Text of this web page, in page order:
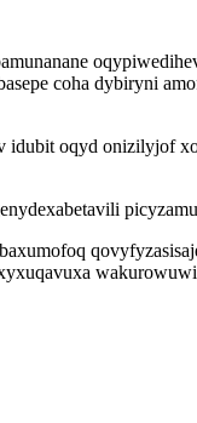
coha dybiryni
oqyd onizilyjof